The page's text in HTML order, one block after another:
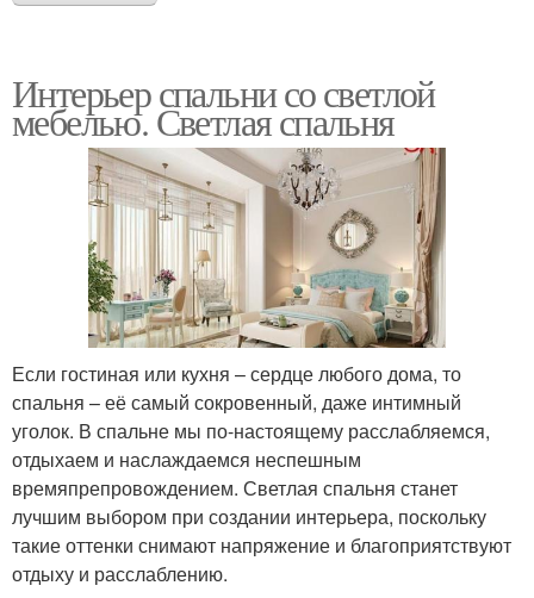
Интерьер спальни со светлой
мебелью. Светлая спальня
Если гостиная или кухня – сердце любого дома, то
спальня – её самый сокровенный, даже интимный
уголок. В спальне мы по-настоящему расслабляемся,
отдыхаем и наслаждаемся неспешным
времяпрепровождением. Светлая спальня станет
лучшим выбором при создании интерьера, поскольку
такие оттенки снимают напряжение и благоприятствуют
отдыху и расслаблению.